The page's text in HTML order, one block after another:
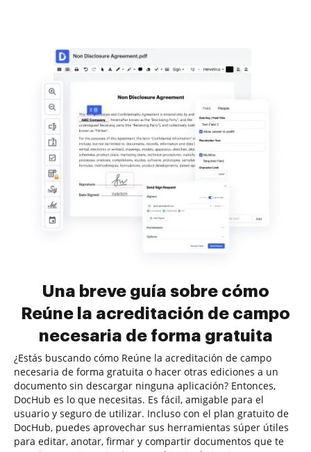
Una breve guía sobre cómo
Reúne la acreditación de campo
necesaria de forma gratuita
¿Estás buscando cómo Reúne la acreditación de campo
necesaria de forma gratuita o hacer otras ediciones a un
documento sin descargar ninguna aplicación? Entonces,
DocHub es lo que necesitas. Es fácil, amigable para el
usuario y seguro de utilizar. Incluso con el plan gratuito de
DocHub, puedes aprovechar sus herramientas súper útiles
para editar, anotar, firmar y compartir documentos que te